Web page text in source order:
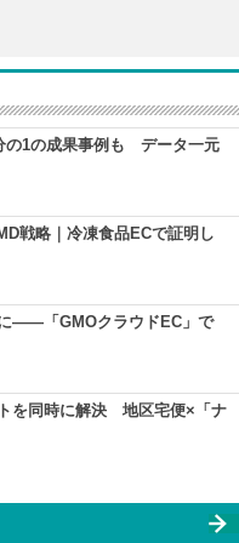
の1の成果事例も データ一元
戦略｜冷凍食品ECで証明し
――「GMOクラウドEC」で
を同時に解決 地区宅便×「ナ